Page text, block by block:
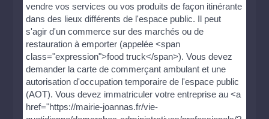
vendre vos services ou vos produits de façon itinérante
dans des lieux différents de l'espace public. Il peut
s'agir d'un commerce sur des marchés ou de
restauration à emporter (appelée <span
class="expression">food truck</span>). Vous devez
demander la carte de commerçant ambulant et une
autorisation d'occupation temporaire de l'espace public
(AOT). Vous devez immatriculer votre entreprise au <a
href="https://mairie-joannas.fr/vie-